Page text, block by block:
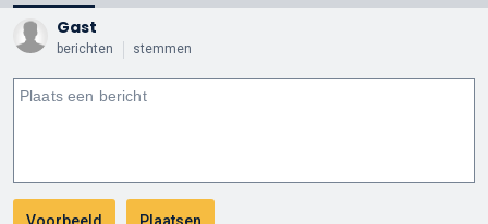
Gast
berichten stemmen